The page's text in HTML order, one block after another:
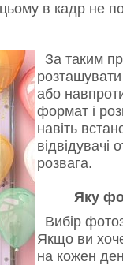
в кадр не
За таким
розташувати
або
формат і
навіть
розвага.
Яку
Вибір
Якщо ви
на кожен